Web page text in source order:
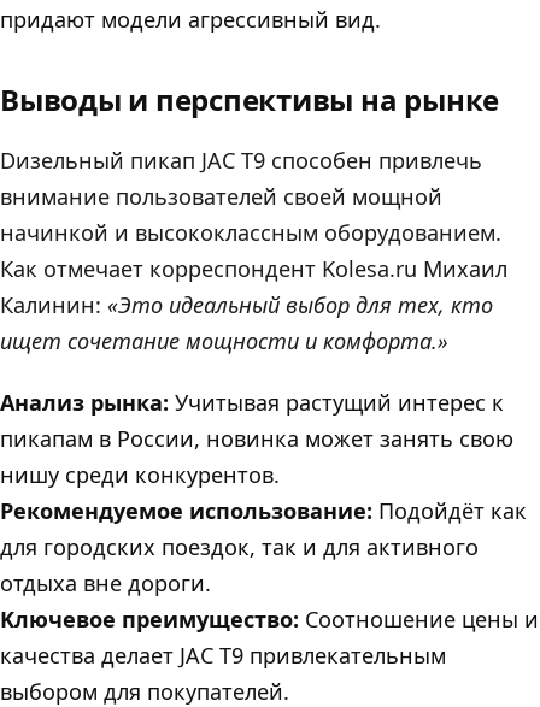
придают модели агрессивный вид.
Выводы и перспективы на рынке
Dизельный пикап JAC T9 способен привлечь
внимание пользователей своей мощной
начинкой и высококлассным оборудованием.
Как отмечает корреспондент Kolesa.ru Михаил
Калинин: «Это идеальный выбор для тех, кто
ищет сочетание мощности и комфорта.»
Aнализ рынка: Учитывая растущий интерес к
пикапам в России, новинка может занять свою
нишу среди конкурентов.
Pекомендуемое использование: Подойдёт как
для городских поездок, так и для активного
отдыха вне дороги.
Kлючевое преимущество: Соотношение цены и
качества делает JAC T9 привлекательным
выбором для покупателей.